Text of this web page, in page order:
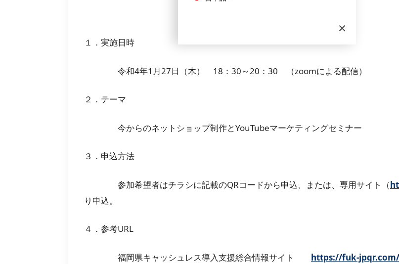
×
１．実施日時
令和4年1月27日（木） 18：30～20：30 （zoomによる配信）
２．テーマ
今からのネットショップ制作とYouTubeマーケティングセミナー
３．申込方法
参加希望者はチラシに記載のQRコードから申込、または、専用サイト（
り申込。
４．参考URL
福岡県キャッシュレス導入支援総合情報サイト https://fuk-jpqr.com/